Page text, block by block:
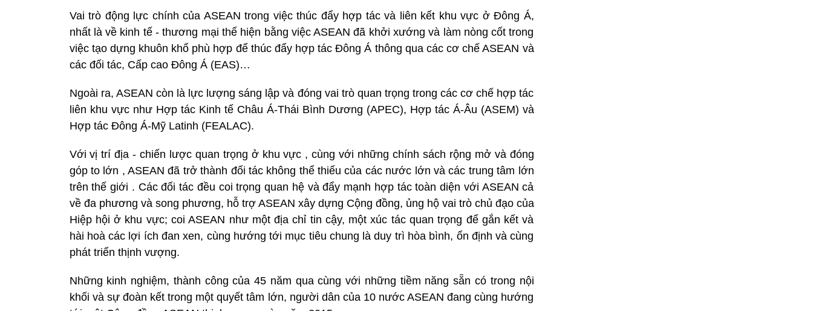
Vai trò động lực chính của ASEAN trong việc thúc đẩy hợp tác và liên kết khu vực ở Đông Á,
nhất là về kinh tế - thương mại thể hiện bằng việc ASEAN đã khởi xướng và làm nòng cốt trong
việc tạo dựng khuôn khổ phù hợp để thúc đẩy hợp tác Đông Á thông qua các cơ chế ASEAN và
các đối tác, Cấp cao Đông Á (EAS)…
Ngoài ra, ASEAN còn là lực lượng sáng lập và đóng vai trò quan trọng trong các cơ chế hợp tác
liên khu vực như Hợp tác Kinh tế Châu Á-Thái Bình Dương (APEC), Hợp tác Á-Âu (ASEM) và
Hợp tác Đông Á-Mỹ Latinh (FEALAC).
Với vị trí địa - chiến lược quan trọng ở khu vực , cùng với những chính sách rộng mở và đóng
góp to lớn , ASEAN đã trở thành đối tác không thể thiếu của các nước lớn và các trung tâm lớn
trên thế giới . Các đối tác đều coi trọng quan hệ và đẩy mạnh hợp tác toàn diện với ASEAN cả
về đa phương và song phương, hỗ trợ ASEAN xây dựng Cộng đồng, ủng hộ vai trò chủ đạo của
Hiệp hội ở khu vực; coi ASEAN như một địa chỉ tin cậy, một xúc tác quan trọng để gắn kết và
hài hoà các lợi ích đan xen, cùng hướng tới mục tiêu chung là duy trì hòa bình, ổn định và cùng
phát triển thịnh vượng.
Những kinh nghiệm, thành công của 45 năm qua cùng với những tiềm năng sẵn có trong nội
khối và sự đoàn kết trong một quyết tâm lớn, người dân của 10 nước ASEAN đang cùng hướng